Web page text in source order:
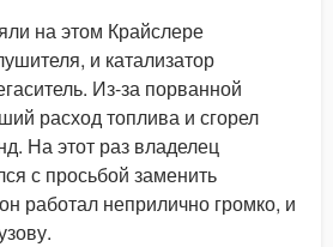
на этом Крайслере
и катализатор
Из-за порванной
расход топлива и сгорел
На этот раз владелец
с просьбой заменить
работал неприлично громко, и